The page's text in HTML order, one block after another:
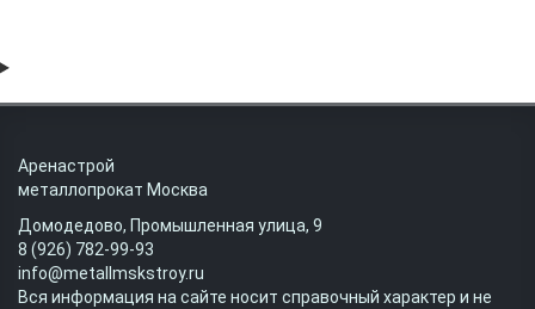
Аренастрой
металлопрокат Москва
Домодедово, Промышленная улица, 9
8 (926) 782-99-93
info@metallmskstroy.ru
Вся информация на сайте носит справочный характер и не